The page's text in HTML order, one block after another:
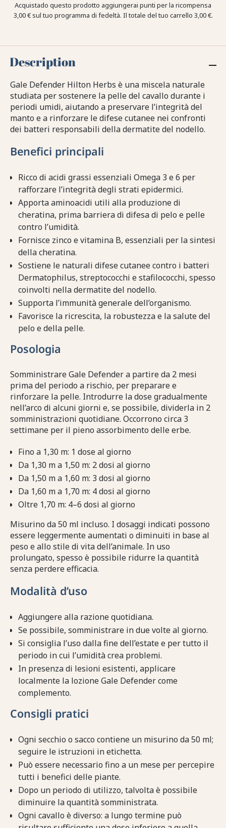
Acquistado questo prodotto aggiungerai punti per la ricompensa
3,00 €sul tuo programma di fedeltà. Il totale del tuo carrello 3,00 €.
Description
Gale Defender Hilton Herbs è una miscela naturale
studiata per sostenere la pelle del cavallo durante i
periodi umidi, aiutando a preservare l’integrità del
manto e a rinforzare le difese cutanee nei confronti
dei batteri responsabili della dermatite del nodello.
Benefici principali
Ricco di acidi grassi essenziali Omega 3 e 6 per
rafforzare l’integrità degli strati epidermici.
Apporta aminoacidi utili alla produzione di
cheratina, prima barriera di difesa di pelo e pelle
contro l’umidità.
Fornisce zinco e vitamina B, essenziali per la sintesi
della cheratina.
Sostiene le naturali difese cutanee contro i batteri
Dermatophilus, streptococchi e stafilococchi, spesso
coinvolti nella dermatite del nodello.
Supporta l’immunità generale dell’organismo.
Favorisce la ricrescita, la robustezza e la salute del
pelo e della pelle.
Posologia
Somministrare Gale Defender a partire da 2 mesi
prima del periodo a rischio, per preparare e
rinforzare la pelle. Introdurre la dose gradualmente
nell’arco di alcuni giorni e, se possibile, dividerla in 2
somministrazioni quotidiane. Occorrono circa 3
settimane per il pieno assorbimento delle erbe.
Fino a 1,30 m: 1 dose al giorno
Da 1,30 m a 1,50 m: 2 dosi al giorno
Da 1,50 m a 1,60 m: 3 dosi al giorno
Da 1,60 m a 1,70 m: 4 dosi al giorno
Oltre 1,70 m: 4–6 dosi al giorno
Misurino da 50 ml incluso. I dosaggi indicati possono
essere leggermente aumentati o diminuiti in base al
peso e allo stile di vita dell’animale. In uso
prolungato, spesso è possibile ridurre la quantità
senza perdere efficacia.
Modalità d’uso
Aggiungere alla razione quotidiana.
Se possibile, somministrare in due volte al giorno.
Si consiglia l’uso dalla fine dell’estate e per tutto il
periodo in cui l’umidità crea problemi.
In presenza di lesioni esistenti, applicare
localmente la lozione Gale Defender come
complemento.
Consigli pratici
Ogni secchio o sacco contiene un misurino da 50 ml;
seguire le istruzioni in etichetta.
Può essere necessario fino a un mese per percepire
tutti i benefici delle piante.
Dopo un periodo di utilizzo, talvolta è possibile
diminuire la quantità somministrata.
Ogni cavallo è diverso: a lungo termine può